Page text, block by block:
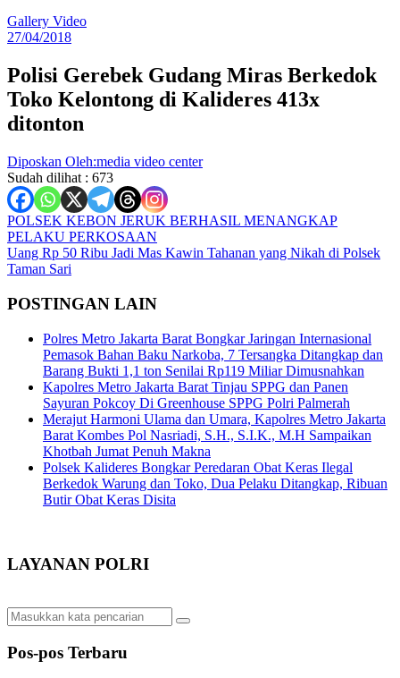
Gallery Video
27/04/2018
Polisi Gerebek Gudang Miras Berkedok
Toko Kelontong di Kalideres 413x
ditonton
Diposkan Oleh:media video center
Sudah dilihat : 673
Navigasi
pos
POLSEK KEBON JERUK BERHASIL MENANGKAP
PELAKU PERKOSAAN
Uang Rp 50 Ribu Jadi Mas Kawin Tahanan yang Nikah di Polsek
Taman Sari
POSTINGAN LAIN
Polres Metro Jakarta Barat Bongkar Jaringan Internasional
Pemasok Bahan Baku Narkoba, 7 Tersangka Ditangkap dan
Barang Bukti 1,1 ton Senilai Rp119 Miliar Dimusnahkan
Kapolres Metro Jakarta Barat Tinjau SPPG dan Panen
Sayuran Pokcoy Di Greenhouse SPPG Polri Palmerah
Merajut Harmoni Ulama dan Umara, Kapolres Metro Jakarta
Barat Kombes Pol Nasriadi, S.H., S.I.K., M.H Sampaikan
Khotbah Jumat Penuh Makna
Polsek Kalideres Bongkar Peredaran Obat Keras Ilegal
Berkedok Warung dan Toko, Dua Pelaku Ditangkap, Ribuan
Butir Obat Keras Disita
LAYANAN POLRI
Pos-pos Terbaru